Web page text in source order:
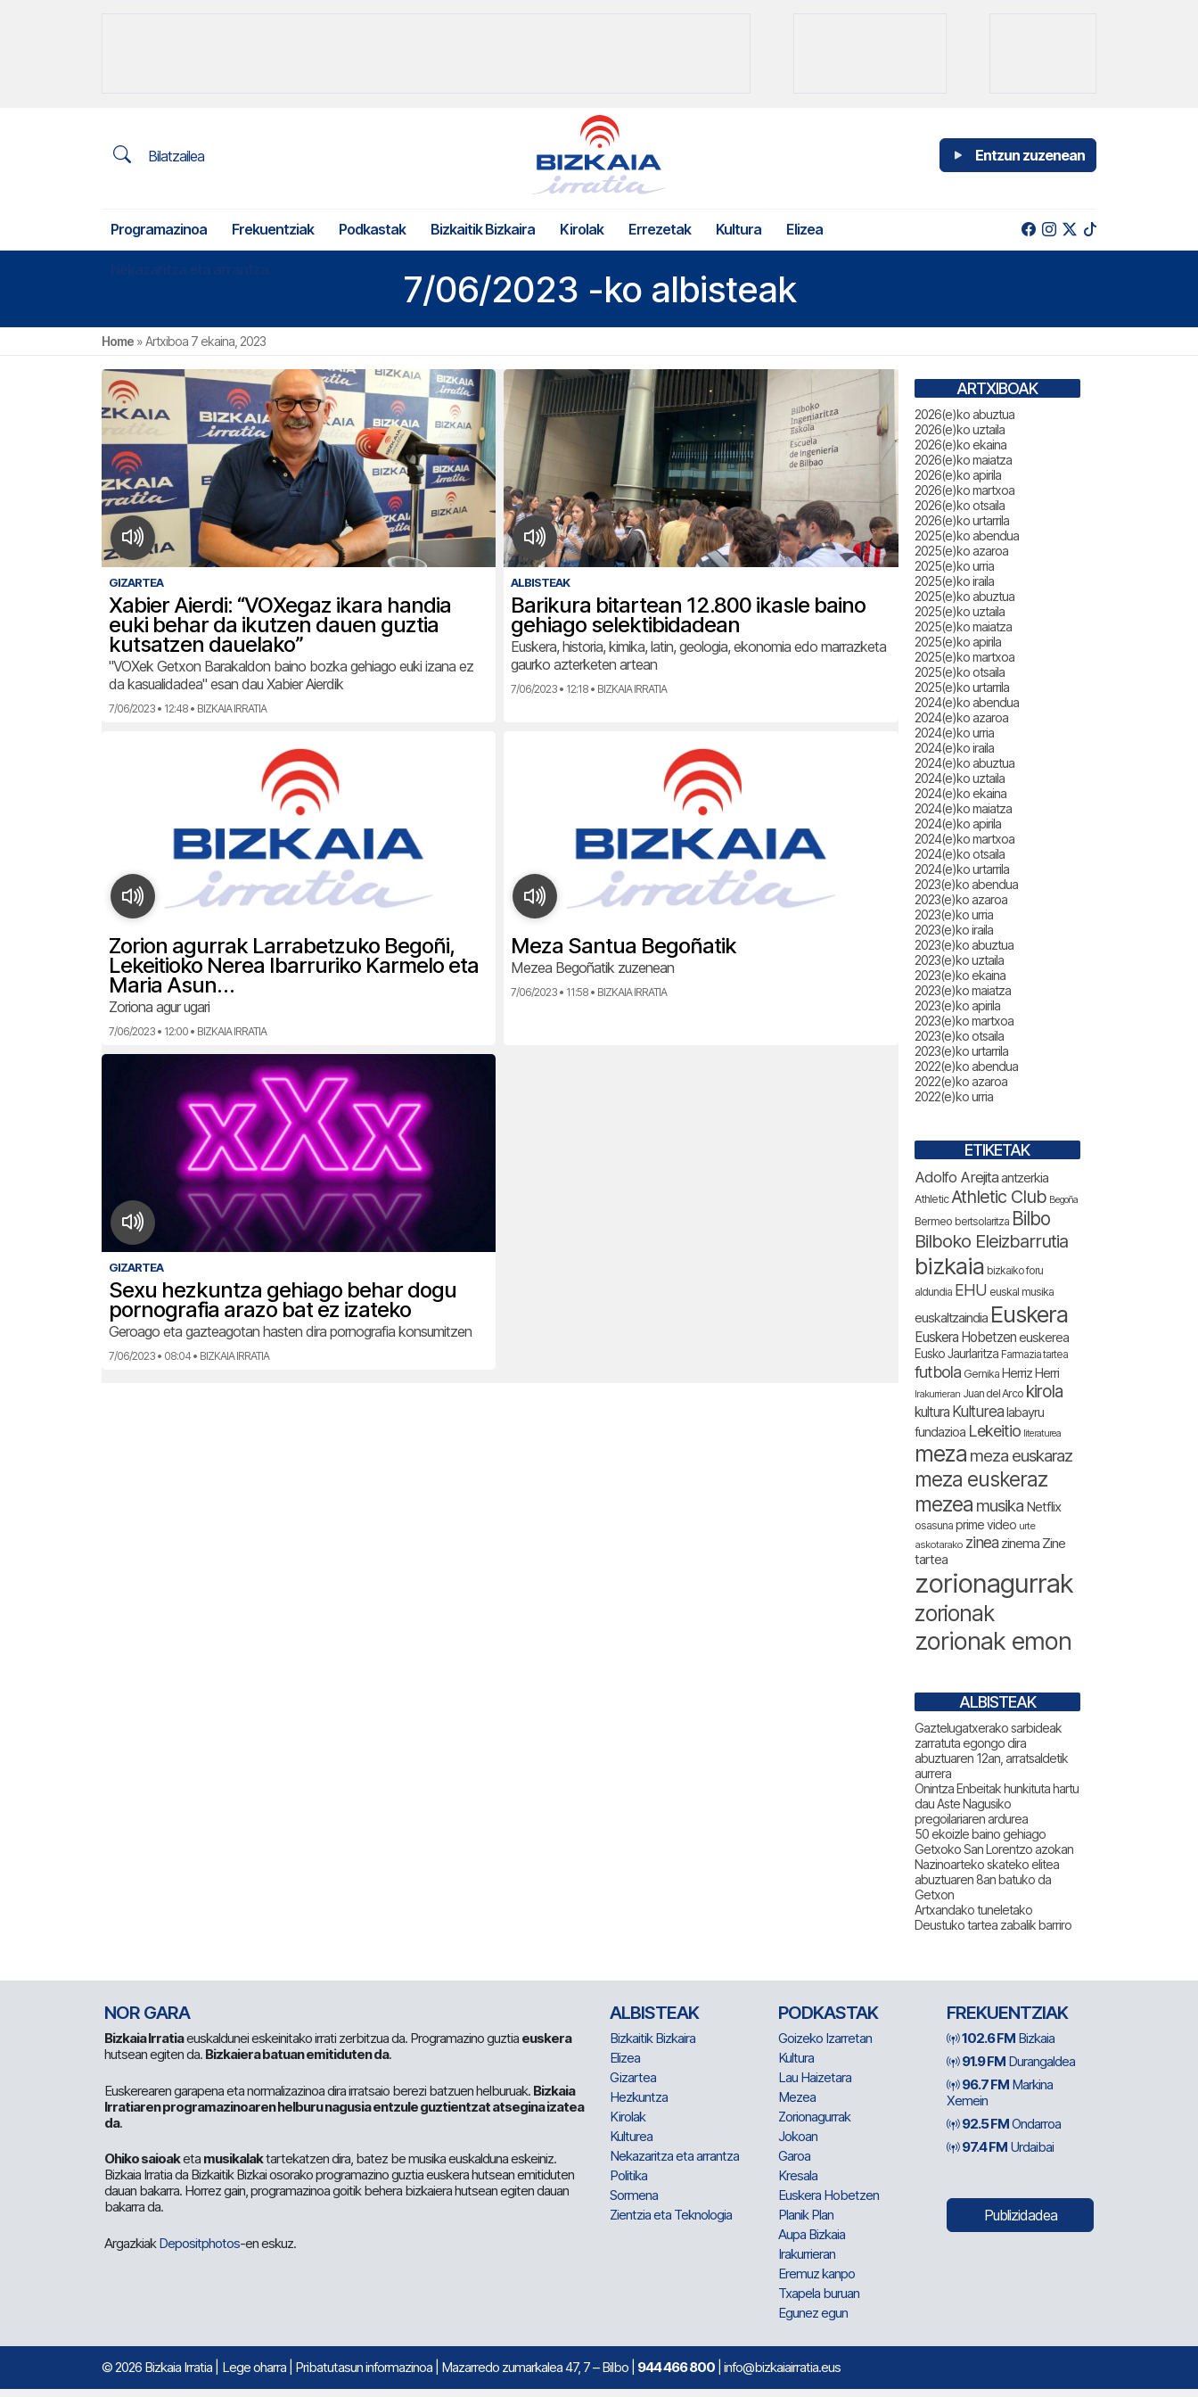
Bilatzailea Entzun zuzenean
Programazinoa Frekuentziak Podkastak Bizkaitik Bizkaira Kirolak Errezetak Kultura Elizea
7/06/2023 -ko albisteak
Home »Artxiboa 7 ekaina, 2023
GIZARTEA
Xabier Aierdi: “VOXegaz ikara handia
euki behar da ikutzen dauen guztia
kutsatzen dauelako”
"VOXek Getxon Barakaldon baino bozka gehiago euki izana ez
da kasualidadea" esan dau Xabier Aierdik
7/06/2023 • 12:48 • BIZKAIA IRRATIA
ALBISTEAK
Barikura bitartean 12.800 ikasle baino
gehiago selektibidadean
Euskera, historia, kimika, latin, geologia, ekonomia edo marrazketa
gaurko azterketen artean
7/06/2023 • 12:18 • BIZKAIA IRRATIA
Zorion agurrak Larrabetzuko Begoñi,
Lekeitioko Nerea Ibarruriko Karmelo eta
Maria Asun…
Zoriona agur ugari
7/06/2023 • 12:00 • BIZKAIA IRRATIA
Meza Santua Begoñatik
Mezea Begoñatik zuzenean
7/06/2023 • 11:58 • BIZKAIA IRRATIA
GIZARTEA
Sexu hezkuntza gehiago behar dogu
pornografia arazo bat ez izateko
Geroago eta gazteagotan hasten dira pornografia konsumitzen
7/06/2023 • 08:04 • BIZKAIA IRRATIA
ARTXIBOAK
2026(e)ko abuztua
2026(e)ko uztaila
2026(e)ko ekaina
2026(e)ko maiatza
2026(e)ko apirila
2026(e)ko martxoa
2026(e)ko otsaila
2026(e)ko urtarrila
2025(e)ko abendua
2025(e)ko azaroa
2025(e)ko urria
2025(e)ko iraila
2025(e)ko abuztua
2025(e)ko uztaila
2025(e)ko maiatza
2025(e)ko apirila
2025(e)ko martxoa
2025(e)ko otsaila
2025(e)ko urtarrila
2024(e)ko abendua
2024(e)ko azaroa
2024(e)ko urria
2024(e)ko iraila
2024(e)ko abuztua
2024(e)ko uztaila
2024(e)ko ekaina
2024(e)ko maiatza
2024(e)ko apirila
2024(e)ko martxoa
2024(e)ko otsaila
2024(e)ko urtarrila
2023(e)ko abendua
2023(e)ko azaroa
2023(e)ko urria
2023(e)ko iraila
2023(e)ko abuztua
2023(e)ko uztaila
2023(e)ko ekaina
2023(e)ko maiatza
2023(e)ko apirila
2023(e)ko martxoa
2023(e)ko otsaila
2023(e)ko urtarrila
2022(e)ko abendua
2022(e)ko azaroa
2022(e)ko urria
ETIKETAK
Adolfo Arejitaantzerkia
Athletic Athletic Club Begoña
Bermeo bertsolaritza Bilbo
Bilboko Eleizbarrutia
bizkaia bizkaiko foru
aldundia EHU euskal musika
euskaltzaindia Euskera
Euskera Hobetzeneuskerea
Eusko Jaurlaritza Farmazia tartea
futbola Gernika Herriz Herri
Irakurrieran Juan del Arco kirola
kultura Kulturealabayru
fundazioa Lekeitio literaturea
meza meza euskaraz
meza euskeraz
mezea musika Netflix
osasuna prime video urte
askotarako zinea zinema Zine
tartea
zorionagurrak
zorionak
zorionak emon
ALBISTEAK
Gaztelugatxerako sarbideak
zarratuta egongo dira
abuztuaren 12an, arratsaldetik
aurrera
Onintza Enbeitak hunkituta hartu
dau Aste Nagusiko
pregoilariaren ardurea
50 ekoizle baino gehiago
Getxoko San Lorentzo azokan
Nazinoarteko skateko elitea
abuztuaren 8an batuko da
Getxon
Artxandako tuneletako
Deustuko tartea zabalik barriro
NOR GARA
Bizkaia Irratiaeuskaldunei eskeinitako irrati zerbitzua da. Programazino guztia euskera
hutsean egiten da. Bizkaiera batuan emitiduten da.
Euskerearen garapena eta normalizazinoa dira irratsaio berezi batzuen helburuak. Bizkaia
Irratiaren programazinoaren helburu nagusia entzule guztientzat atsegina izatea
da.
Ohiko saioaketa musikalaktartekatzen dira, batez be musika euskalduna eskeiniz.
Bizkaia Irratia da Bizkaitik Bizkai osorako programazino guztia euskera hutsean emitiduten
dauan bakarra. Horrez gain, programazinoa goitik behera bizkaiera hutsean egiten dauan
bakarra da.
ArgazkiakDepositphotos-en eskuz.
ALBISTEAK
Bizkaitik Bizkaira
Elizea
Gizartea
Hezkuntza
Kirolak
Kulturea
Nekazaritza eta arrantza
Politika
Sormena
Zientzia eta Teknologia
PODKASTAK
Goizeko Izarretan
Kultura
Lau Haizetara
Mezea
Zorionagurrak
Jokoan
Garoa
Kresala
Euskera Hobetzen
Planik Plan
Aupa Bizkaia
Irakurrieran
Eremuz kanpo
Txapela buruan
Egunez egun
FREKUENTZIAK
102.6 FM Bizkaia
91.9 FM Durangaldea
96.7 FM Markina
Xemein
92.5 FMOndarroa
97.4 FM Urdaibai
Publizidadea
© 2026 Bizkaia Irratia Lege oharra Pribatutasun informazinoa | Mazarredo zumarkalea 47, 7 – Bilbo | 944 466 800 | info@bizkaiairratia.eus